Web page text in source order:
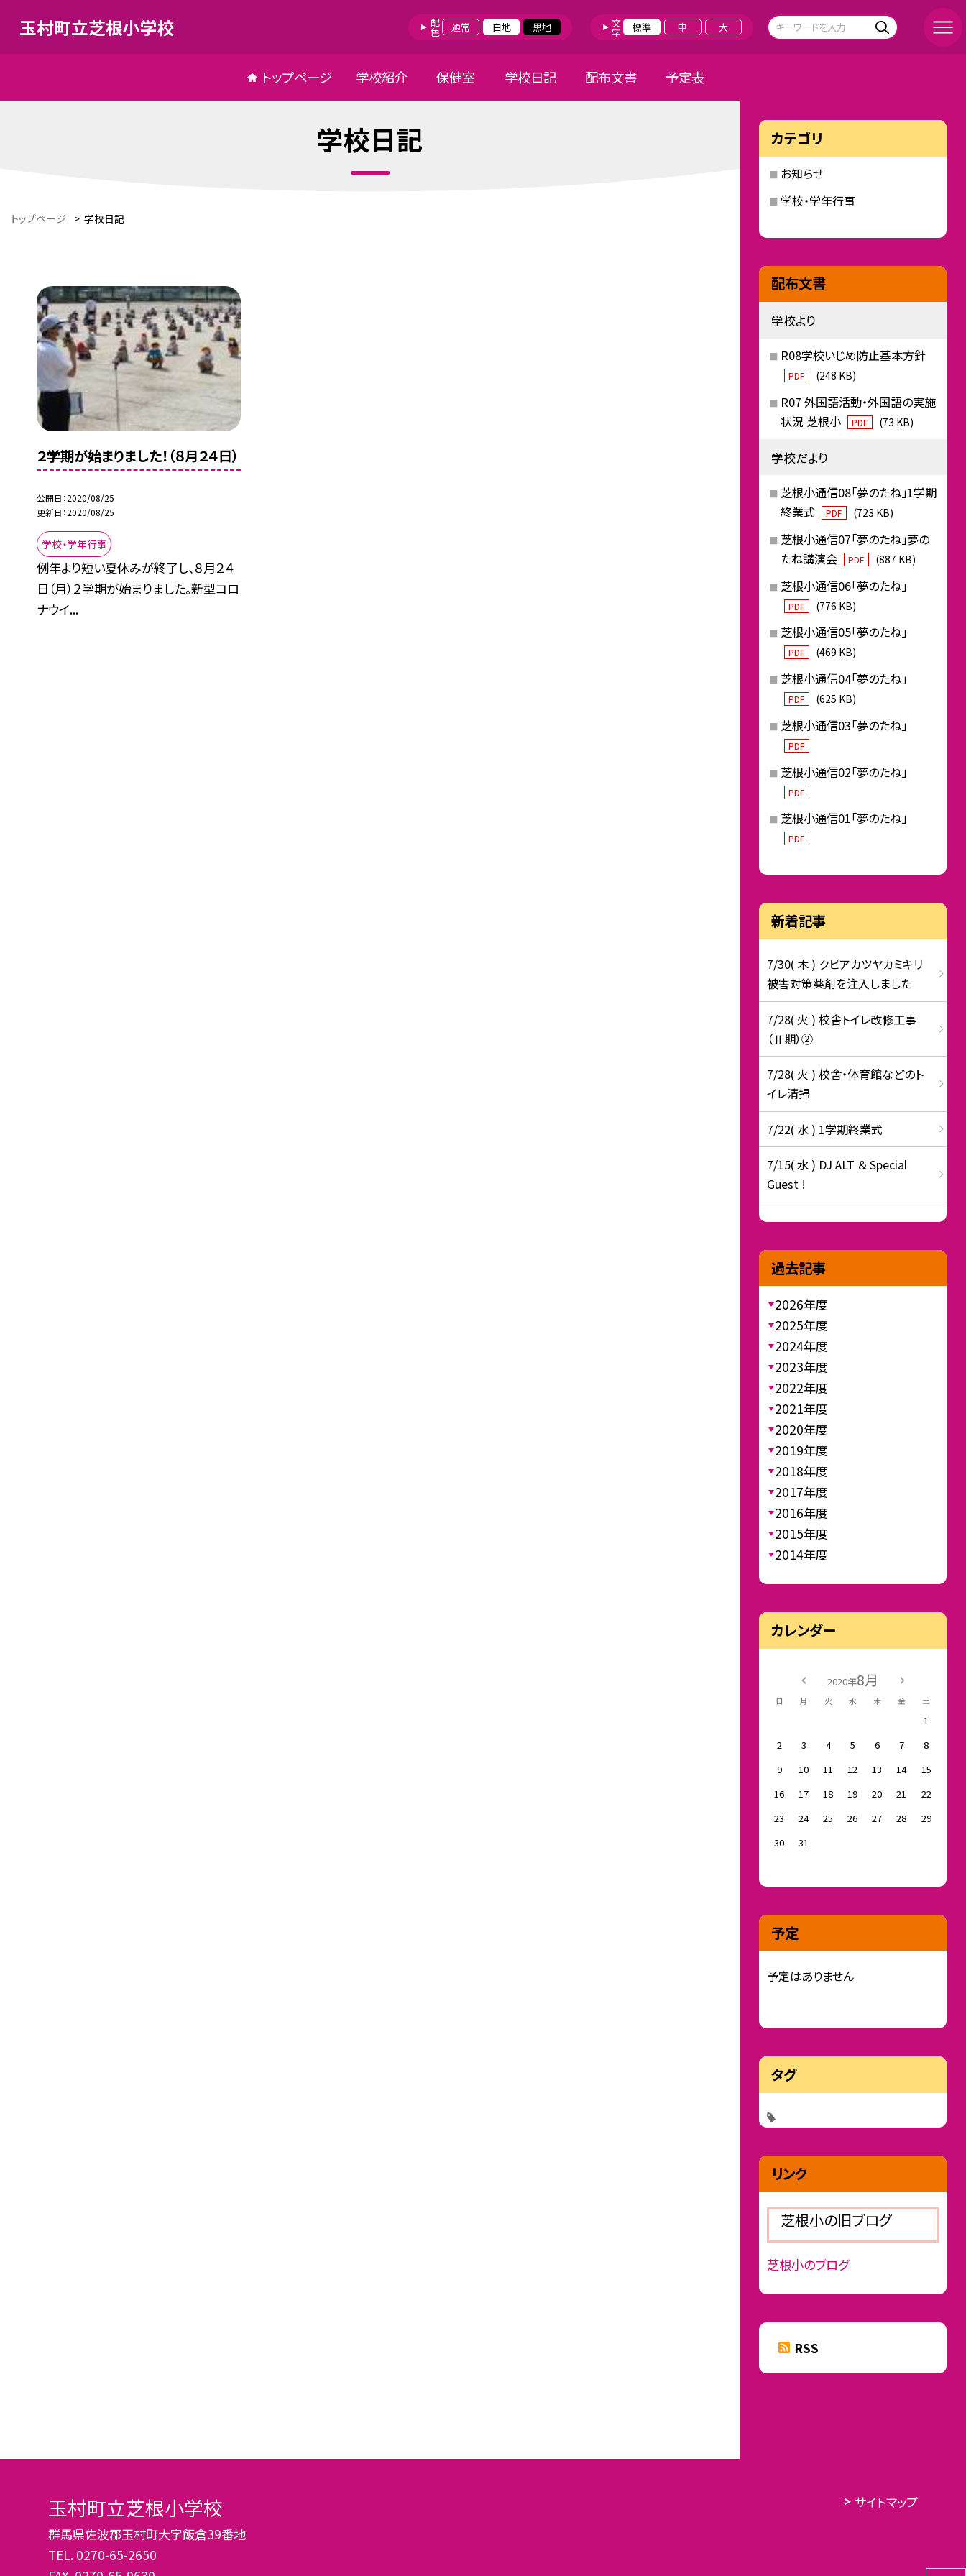
玉村町立芝根小学校 配色 通常 白地 黒地 文字 標準 中 大
トップページ 学校紹介 保健室 学校日記 配布文書 予定表
学校日記
トップページ > 学校日記
２学期が始まりました！（８月２４日）
公開日 2020/08/25
更新日 2020/08/25
学校・学年行事
例年より短い夏休みが終了し、８月２４
日（月）２学期が始まりました。新型コロ
ナウイ...
カテゴリ
お知らせ
学校・学年行事
配布文書
学校より
R08学校いじめ防止基本方針
PDF (248 KB)
R07 外国語活動・外国語の実施
状況 芝根小
PDF (73 KB)
学校だより
芝根小通信08「夢のたね」1学期
終業式
PDF (723 KB)
芝根小通信07「夢のたね」夢の
たね講演会
PDF (887 KB)
芝根小通信06「夢のたね」
PDF (776 KB)
芝根小通信05「夢のたね」
PDF (469 KB)
芝根小通信04「夢のたね」
PDF (625 KB)
芝根小通信03「夢のたね」
PDF
芝根小通信02「夢のたね」
PDF
芝根小通信01「夢のたね」
PDF
新着記事
7/30( 木 ) クビアカツヤカミキリ
被害対策薬剤を注入しました
7/28( 火 ) 校舎トイレ改修工事
（Ⅱ期）②
7/28( 火 ) 校舎・体育館などのト
イレ清掃
7/22( 水 ) 1学期終業式
7/15( 水 ) DJ ALT ＆ Special
Guest !
過去記事
2026年度
2025年度
2024年度
2023年度
2022年度
2021年度
2020年度
2019年度
2018年度
2017年度
2016年度
2015年度
2014年度
カレンダー
2020年8月
日 月 火 水 木 金 土
1
2
3 4 5 6 7
8
9
10 11 12 13 14
15
16
17 18 19 20 21
22
23
24 25 26 27 28
29
30
31
予定
予定はありません
タグ
リンク
芝根小の旧ブログ
芝根小のブログ
RSS
玉村町立芝根小学校
群馬県佐波郡玉村町大字飯倉39番地
TEL. 0270-65-2650
サイトマップ